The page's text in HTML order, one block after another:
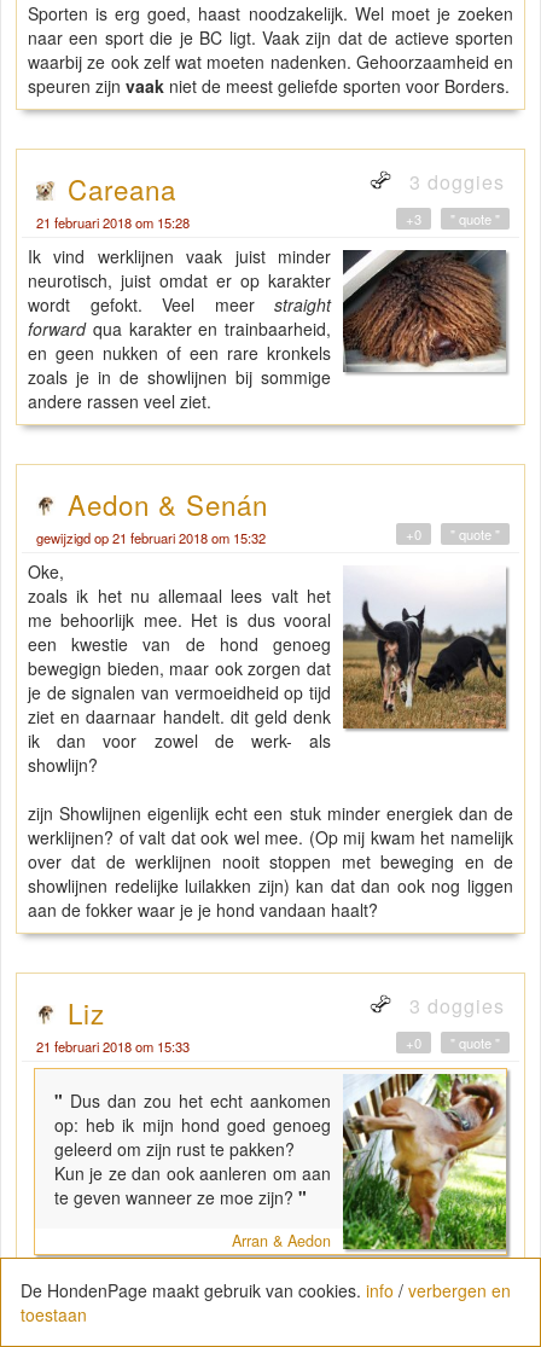
Sporten is erg goed, haast noodzakelijk. Wel moet je zoeken
naar een sport die je BC ligt. Vaak zijn dat de actieve sporten
waarbij ze ook zelf wat moeten nadenken. Gehoorzaamheid en
speuren zijn vaak niet de meest geliefde sporten voor Borders.
Careana 3 doggies
21 februari 2018 om 15:28 " quote "
+3
Ik vind werklijnen vaak juist minder
neurotisch, juist omdat er op karakter
wordt gefokt. Veel meerstraight
forwardqua karakter en trainbaarheid,
en geen nukken of een rare kronkels
zoals je in de showlijnen bij sommige
andere rassen veel ziet.
Aedon & Senán
gewijzigd op 21 februari 2018 om 15:32 " quote "
+0
Oke,
zoals ik het nu allemaal lees valt het
me behoorlijk mee. Het is dus vooral
een kwestie van de hond genoeg
bewegign bieden, maar ook zorgen dat
je de signalen van vermoeidheid op tijd
ziet en daarnaar handelt. dit geld denk
ik dan voor zowel de werk- als
showlijn?
zijn Showlijnen eigenlijk echt een stuk minder energiek dan de
werklijnen? of valt dat ook wel mee. (Op mij kwam het namelijk
over dat de werklijnen nooit stoppen met beweging en de
showlijnen redelijke luilakken zijn) kan dat dan ook nog liggen
aan de fokker waar je je hond vandaan haalt?
Liz 3 doggies
21 februari 2018 om 15:33 " quote "
+0
" Dus dan zou het echt aankomen
op: heb ik mijn hond goed genoeg
geleerd om zijn rust te pakken?
Kun je ze dan ook aanleren om aan
te geven wanneer ze moe zijn? "
Arran & Aedon
Het eerste dat ik een pup leer is rust pakken, liefst zonder
bench zodat ze het overal kunnen en niet van die bench
afhankelijk zijn. Daar gaat best wat tijd in zitten kan ik zeggen.
De HondenPage maakt gebruik van cookies. info / verbergen en
toestaan